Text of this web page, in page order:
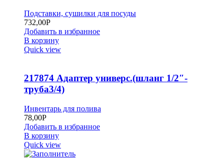
Подставки, сушилки для посуды
732,00Р
Добавить в избранное
В корзину
Quick view
217874 Адаптер универс.(шланг 1/2″-
труба3/4)
Инвентарь для полива
78,00Р
Добавить в избранное
В корзину
Quick view